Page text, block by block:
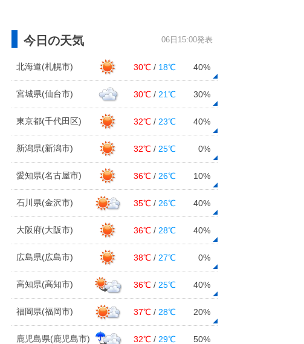
今日の天気 06日15:00発表
北海道(札幌市) 30℃ / 18℃ 40%
宮城県(仙台市) 30℃ / 21℃ 30%
東京都(千代田区) 32℃ / 23℃ 40%
新潟県(新潟市) 32℃ / 25℃ 0%
愛知県(名古屋市) 36℃ / 26℃ 10%
石川県(金沢市) 35℃ / 26℃ 40%
大阪府(大阪市) 36℃ / 28℃ 40%
広島県(広島市) 38℃ / 27℃ 0%
高知県(高知市) 36℃ / 25℃ 40%
福岡県(福岡市) 37℃ / 28℃ 20%
鹿児島県(鹿児島市) 32℃ / 29℃ 50%